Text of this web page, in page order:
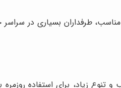
طرفداران بسیاری در
تنوع زیاد، برای استفاده